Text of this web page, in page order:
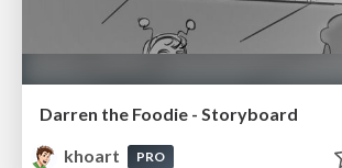
Darren the Foodie - Storyboard
khoart
PRO